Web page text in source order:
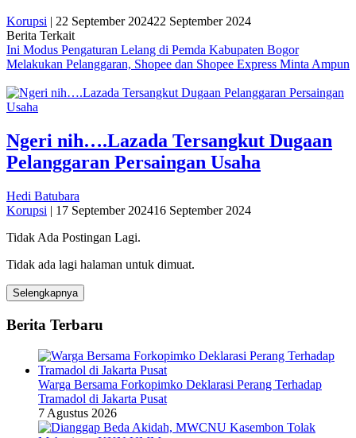
Korupsi | 22 September 202422 September 2024
Berita Terkait
Ini Modus Pengaturan Lelang di Pemda Kabupaten Bogor
Melakukan Pelanggaran, Shopee dan Shopee Express Minta Ampun
Ngeri nih….Lazada Tersangkut Dugaan
Pelanggaran Persaingan Usaha
Hedi Batubara
Korupsi | 17 September 202416 September 2024
Tidak Ada Postingan Lagi.
Tidak ada lagi halaman untuk dimuat.
Selengkapnya
Berita Terbaru
Warga Bersama Forkopimko Deklarasi Perang Terhadap
Tramadol di Jakarta Pusat
7 Agustus 2026